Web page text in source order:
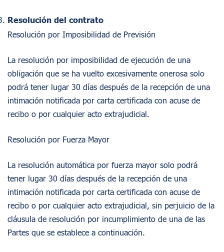
Resolución del contrato
Resolución por Imposibilidad de Previsión
La resolución por imposibilidad de ejecución de una
obligación que se ha vuelto excesivamente onerosa solo
podrá tener lugar 30 días después de la recepción de una
intimación notificada por carta certificada con acuse de
recibo o por cualquier acto extrajudicial.
Resolución por Fuerza Mayor
La resolución automática por fuerza mayor solo podrá
tener lugar 30 días después de la recepción de una
intimación notificada por carta certificada con acuse de
recibo o por cualquier acto extrajudicial, sin perjuicio de la
cláusula de resolución por incumplimiento de una de las
Partes que se establece a continuación.